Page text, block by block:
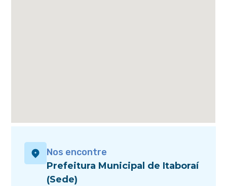
Nos encontre
Prefeitura Municipal de Itaboraí
(Sede)